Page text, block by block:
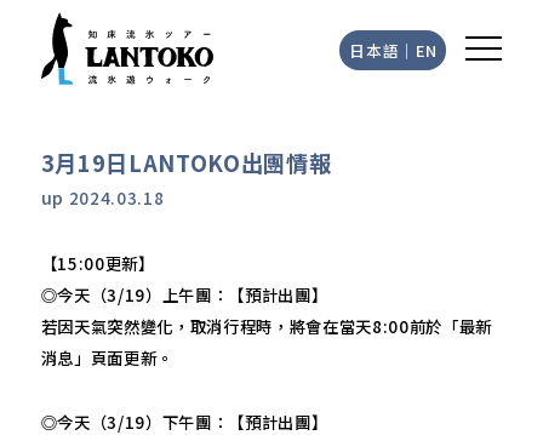
日本語 ｜ EN
3月19日LANTOKO出團情報
up 2024.03.18
【15:00更新】
◎今天（3/19）上午團：【預計出團】
若因天氣突然變化，取消行程時，將會在當天8:00前於「最新
消息」頁面更新。
◎今天（3/19）下午團：【預計出團】